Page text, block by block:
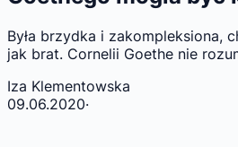
Była brzydka i zakompleksiona,
jak brat. Cornelii Goethe nie
Iza Klementowska
09.06.2020·